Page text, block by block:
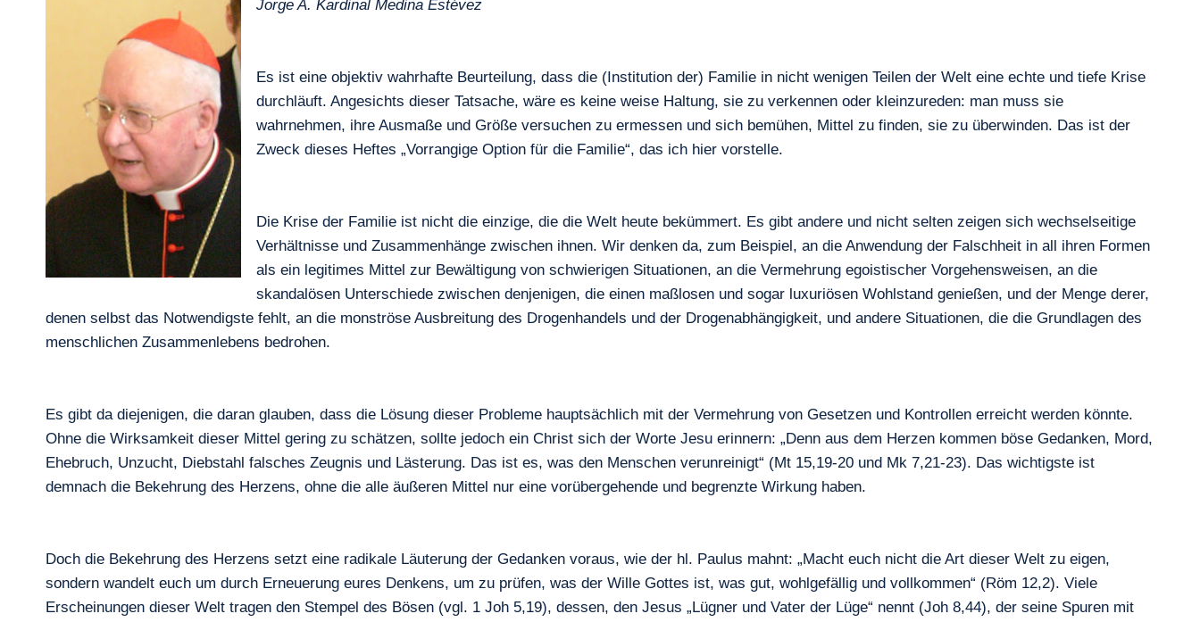
Jorge A. Kardinal Medina Estévez
Es ist eine objektiv wahrhafte Beurteilung, dass die (Institution der) Familie in nicht wenigen Teilen der Welt eine echte und tiefe Krise
durchläuft. Angesichts dieser Tatsache, wäre es keine weise Haltung, sie zu verkennen oder kleinzureden: man muss sie
wahrnehmen, ihre Ausmaße und Größe versuchen zu ermessen und sich bemühen, Mittel zu finden, sie zu überwinden. Das ist der
Zweck dieses Heftes „Vorrangige Option für die Familie“, das ich hier vorstelle.
Die Krise der Familie ist nicht die einzige, die die Welt heute bekümmert. Es gibt andere und nicht selten zeigen sich wechselseitige
Verhältnisse und Zusammenhänge zwischen ihnen. Wir denken da, zum Beispiel, an die Anwendung der Falschheit in all ihren Formen
als ein legitimes Mittel zur Bewältigung von schwierigen Situationen, an die Vermehrung egoistischer Vorgehensweisen, an die
skandalösen Unterschiede zwischen denjenigen, die einen maßlosen und sogar luxuriösen Wohlstand genießen, und der Menge derer,
denen selbst das Notwendigste fehlt, an die monströse Ausbreitung des Drogenhandels und der Drogenabhängigkeit, und andere Situationen, die die Grundlagen des
menschlichen Zusammenlebens bedrohen.
Es gibt da diejenigen, die daran glauben, dass die Lösung dieser Probleme hauptsächlich mit der Vermehrung von Gesetzen und Kontrollen erreicht werden könnte.
Ohne die Wirksamkeit dieser Mittel gering zu schätzen, sollte jedoch ein Christ sich der Worte Jesu erinnern: „Denn aus dem Herzen kommen böse Gedanken, Mord,
Ehebruch, Unzucht, Diebstahl falsches Zeugnis und Lästerung. Das ist es, was den Menschen verunreinigt“ (Mt 15,19-20 und Mk 7,21-23). Das wichtigste ist
demnach die Bekehrung des Herzens, ohne die alle äußeren Mittel nur eine vorübergehende und begrenzte Wirkung haben.
Doch die Bekehrung des Herzens setzt eine radikale Läuterung der Gedanken voraus, wie der hl. Paulus mahnt: „Macht euch nicht die Art dieser Welt zu eigen,
sondern wandelt euch um durch Erneuerung eures Denkens, um zu prüfen, was der Wille Gottes ist, was gut, wohlgefällig und vollkommen“ (Röm 12,2). Viele
Erscheinungen dieser Welt tragen den Stempel des Bösen (vgl. 1 Joh 5,19), dessen, den Jesus „Lügner und Vater der Lüge“ nennt (Joh 8,44), der seine Spuren mit